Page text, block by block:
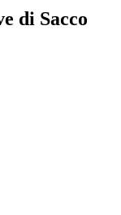
di Sacco